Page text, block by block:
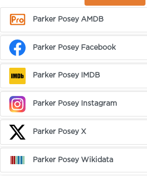
Parker Posey AMDB
Parker Posey Facebook
Parker Posey IMDB
Parker Posey Instagram
Parker Posey X
Parker Posey Wikidata